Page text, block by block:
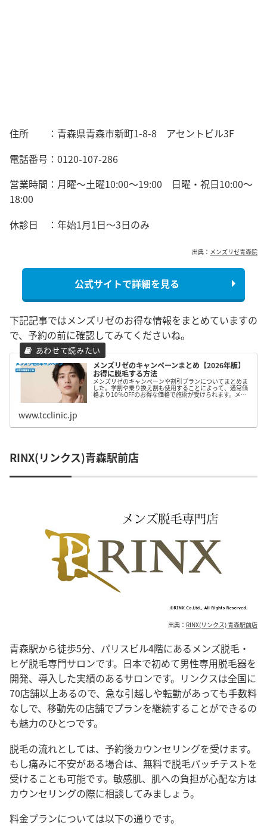
住所 ： 青森県青森市新町1-8-8 アセントビル3F
電話番号： 0120-107-286
営業時間： 月曜～土曜10:00～19:00 日曜・祝日10:00～
18:00
休診日 ：年始1月1日～3日のみ
出典： メンズリゼ青森院
公式サイトで詳細を見る
下記記事ではメンズリゼのお得な情報をまとめていますの
で、予約の前に確認してみてくださいね。
メンズリゼのキャンペーンまとめ【2026年版】
お得に脱毛する方法
メンズリゼのキャンペーンや割引プランについてまとめま
した。学割や乗り換え割も使用することによって、通常価
格より10％OFFのお得な価格で施術が受けられます。メン
www.tcclinic.jp
RINX(リンクス)青森駅前店
出典： RINX(リンクス) 青森駅前店
青森駅から徒歩5分、パリスビル4階にあるメンズ脱毛・
ヒゲ脱毛専門サロンです。日本で初めて男性専用脱毛器を
開発、導入した実績のあるサロンです。リンクスは全国に
70店舗以上あるので、急な引越しや転勤があっても手数料
なしで、移動先の店舗でプランを継続することができるの
も魅力のひとつです。
脱毛の流れとしては、予約後カウンセリングを受けます。
もし痛みに不安がある場合は、無料で脱毛パッチテストを
受けることも可能です。敏感肌、肌への負担が心配な方は
カウンセリングの際に相談してみましょう。
料金プランについては以下の通りです。